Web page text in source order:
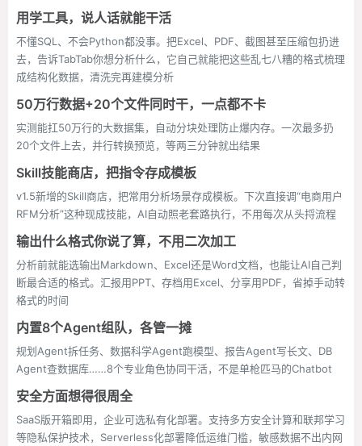
用学工具，说人话就能干活
不懂SQL、不会Python都没事。把Excel、PDF、截图甚至压缩包扔进
去，告诉TabTab你想分析什么，它自己就能把这些乱七八糟的格式梳理
成结构化数据，清洗完再建模分析
50万行数据+20个文件同时干，一点都不卡
实测能扛50万行的大数据集，自动分块处理防止爆内存。一次最多扔
20个文件上去，并行转换预览，等两三分钟就出结果
Skill技能商店，把指令存成模板
v1.5新增的Skill商店，把常用分析场景存成模板。下次直接调“电商用户
RFM分析”这种现成技能，AI自动照老套路执行，不用每次从头捋流程
输出什么格式你说了算，不用二次加工
分析前就能选输出Markdown、Excel还是Word文档，也能让AI自己判
断最合适的格式。汇报用PPT、存档用Excel、分享用PDF，省掉手动转
格式的时间
内置8个Agent组队，各管一摊
规划Agent拆任务、数据科学Agent跑模型、报告Agent写长文、DB
Agent查数据库……8个专业角色协同干活，不是单枪匹马的Chatbot
安全方面想得很周全
SaaS版开箱即用，企业可选私有化部署。支持多方安全计算和联邦学习
等隐私保护技术，Serverless化部署降低运维门槛，敏感数据不出内网